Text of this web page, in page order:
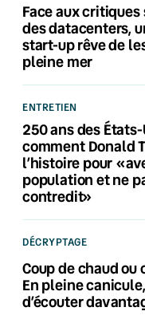
Face aux
des datacenters,
start-up rêve de
pleine mer
ENTRETIEN
250 ans des
comment Donald
l’histoire pour
population et ne
contredit»
DÉCRYPTAGE
Coup de chaud ou
En pleine
d’écouter